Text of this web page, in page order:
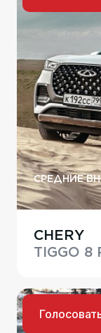
СРЕДНИЕ
CHERY
TIGGO 8